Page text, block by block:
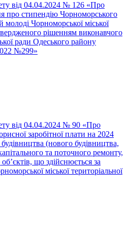
від 04.04.2024 № 126 «Про
про стипендію Чорноморського
молоді Чорноморської міської
рішенням виконавчого
ради Одеського району
№299»
від 04.04.2024 № 90 «Про
заробітної плати на 2024
(нового будівництва,
та поточного ремонту,
що здійснюється за
міської територіальної